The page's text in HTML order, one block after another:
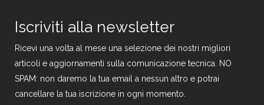
Iscriviti alla newsletter
Ricevi una volta al mese una selezione dei nostri migliori
articoli e aggiornamenti sulla comunicazione tecnica. NO
SPAM: non daremo la tua email a nessun altro e potrai
cancellare la tua iscrizione in ogni momento.